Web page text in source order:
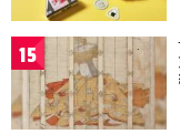
15